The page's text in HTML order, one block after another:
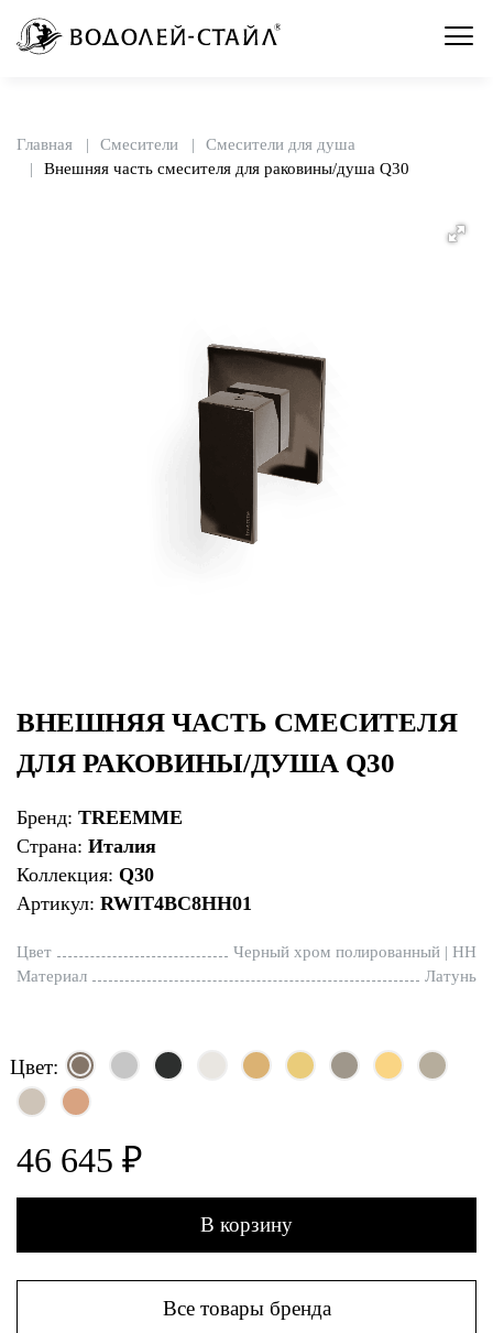
Главная Смесители
Смесители для душа
Внешняя часть смесителя для раковины/душа Q30
ВНЕШНЯЯ ЧАСТЬ СМЕСИТЕЛЯ
ДЛЯ РАКОВИНЫ/ДУША Q30
Бренд: TREEMME
Страна: Италия
Коллекция: Q30
Артикул: RWIT4BC8HH01
Цвет
Черный хром полированный | HH
Материал
Латунь
Цвет:
46 645 ₽
В корзину
Все товары бренда